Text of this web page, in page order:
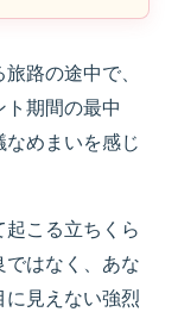
路の途中で、
期間の最中
めまいを感じ
こる立ちくら
はなく、あな
見えない強烈